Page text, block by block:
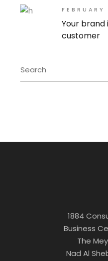
Your
customer
1884
Business
The
Nad Al